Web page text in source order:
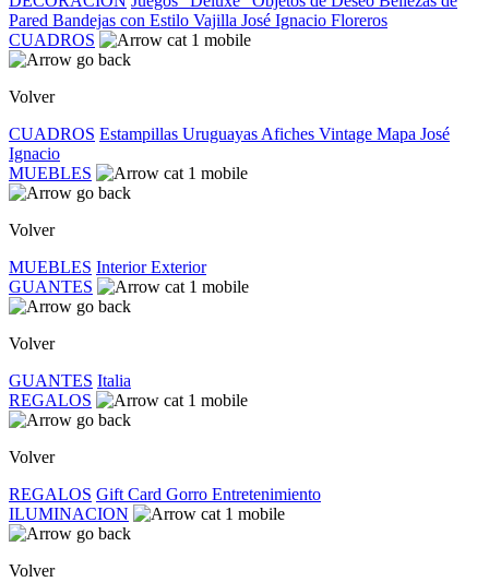
Pared Bandejas con Estilo Vajilla José Ignacio Floreros
CUADROS
Volver
CUADROS Estampillas Uruguayas Afiches Vintage Mapa José
Ignacio
MUEBLES
Volver
MUEBLES InteriorExterior
GUANTES
Volver
GUANTES Italia
REGALOS
Volver
REGALOS Gift Card Gorro Entretenimiento
ILUMINACION
Volver